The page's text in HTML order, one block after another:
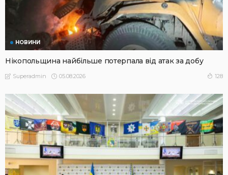
НОВИНИ
Нікопольщина найбільше потерпала від атак за добу
Superadmin 05.08.2026 128